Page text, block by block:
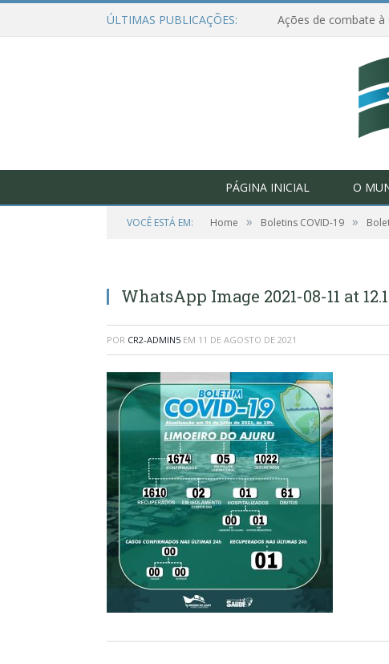
ÚLTIMAS PUBLICAÇÕES:
PÁGINA INICIAL O
VOCÊ ESTÁ EM: Home » Boletins COVID-19 »
WhatsApp Image 2021-08-11 at
POR CR2-ADMIN5 EM 11 DE AGOSTO DE 2021